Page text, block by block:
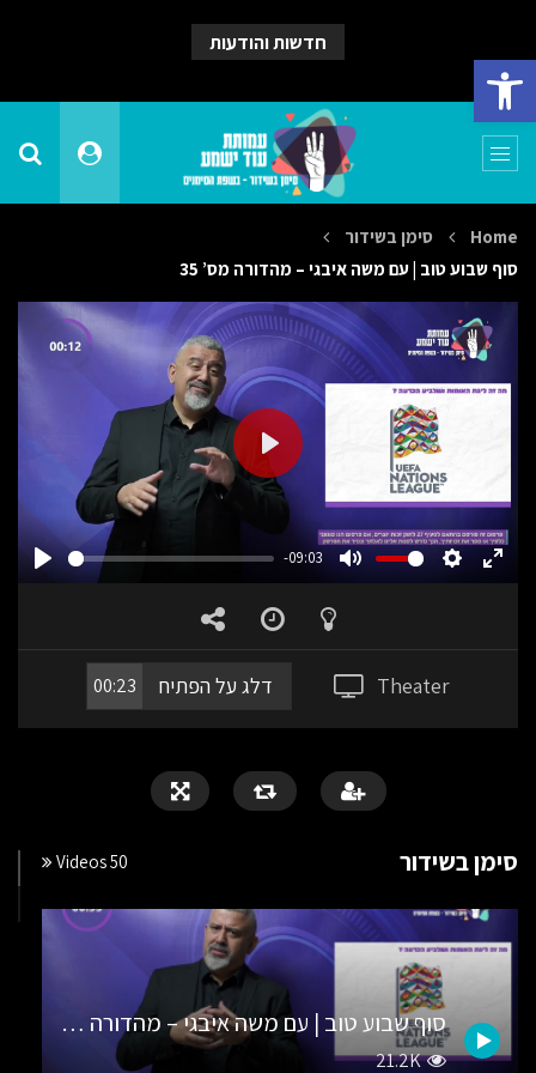
פתח סרגל נגישות
חדשות והודעות
Home
סימן בשידור
סוף שבוע טוב | עם משה איבגי – מהדורה מס’ 35
PLAY
-09:03
PLAY
Theater דלג על הפתיח 00:23
סימן בשידור 50 Videos
סוף שבוע טוב | עם משה איבגי – מהדורה מס’ 35
21.2K